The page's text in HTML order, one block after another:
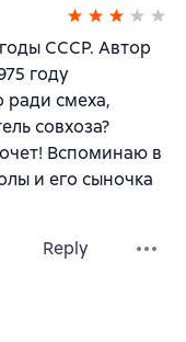
СССР. Автор
году
смеха,
совхоза?
Вспоминаю в
и его сыночка
Reply